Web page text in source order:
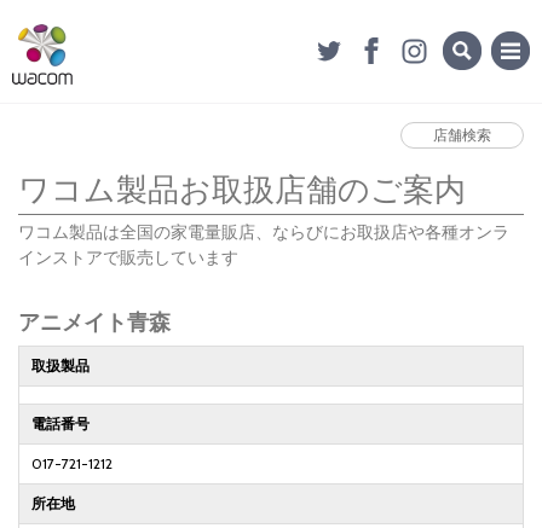
店舗検索
ワコム製品お取扱店舗のご案内
ワコム製品は全国の家電量販店、ならびにお取扱店や各種オンラ
インストアで販売しています
アニメイト青森
取扱製品
電話番号
017-721-1212
所在地